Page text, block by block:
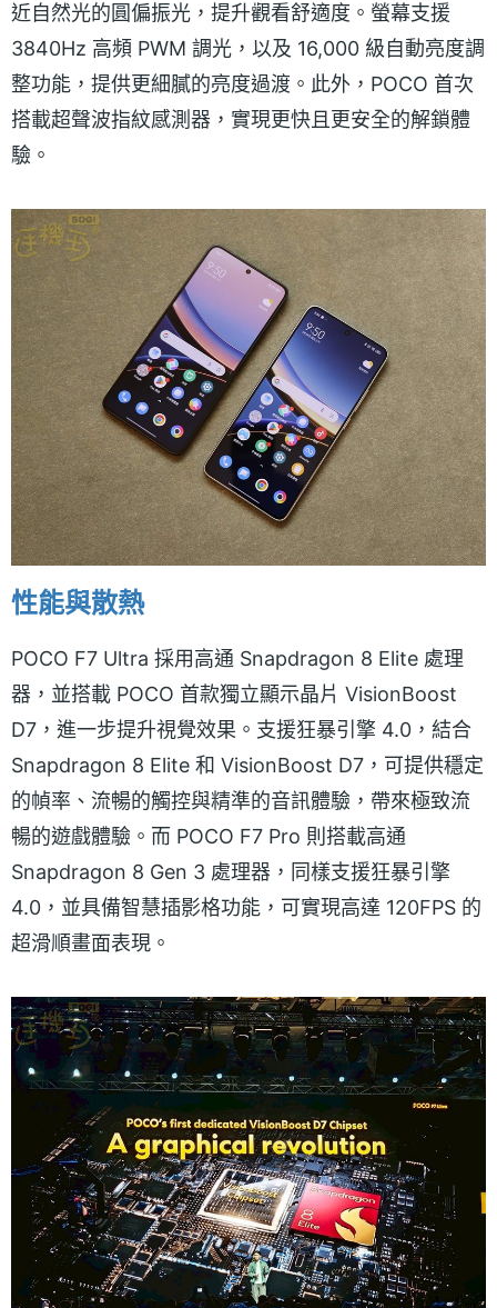
近自然光的圓偏振光，提升觀看舒適度。螢幕支援
3840Hz 高頻 PWM 調光，以及 16,000 級自動亮度調
整功能，提供更細膩的亮度過渡。此外，POCO 首次
搭載超聲波指紋感測器，實現更快且更安全的解鎖體
驗。
性能與散熱
POCO F7 Ultra 採用高通 Snapdragon 8 Elite 處理
器，並搭載 POCO 首款獨立顯示晶片 VisionBoost
D7，進一步提升視覺效果。支援狂暴引擎 4.0，結合
Snapdragon 8 Elite 和 VisionBoost D7，可提供穩定
的幀率、流暢的觸控與精準的音訊體驗，帶來極致流
暢的遊戲體驗。而 POCO F7 Pro 則搭載高通
Snapdragon 8 Gen 3 處理器，同樣支援狂暴引擎
4.0，並具備智慧插影格功能，可實現高達 120FPS 的
超滑順畫面表現。